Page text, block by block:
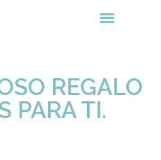
REGALO
PARA TI.